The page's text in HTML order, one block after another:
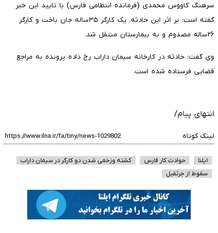
سرهنگ کاووس محمدی (فرمانده انتظامی فارس) با تایید این خبر
گفته است: بر اثر این حادثه، یک کارگر ۳۵ساله جان باخت و کارگر
۲۶ساله مصدوم و به بیمارستان منتقل شد.
وی گفت: حادثه در کارخانه سیمان داراب رخ داده پرونده به مراجع
قضایی فرستاده شده است.
انتهای پیام/
لینک کوتاه
ایلنا حوادث کار فارس
کشته وزخمی شدن دو کارگر در سیمان داراب
سقوط از جرثقیل